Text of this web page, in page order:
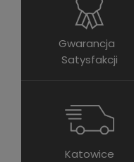
Gwarancja
Satysfakcji
Katowice